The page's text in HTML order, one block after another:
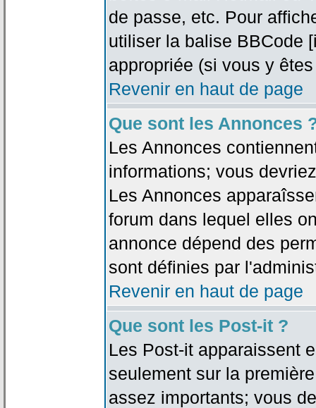
de passe, etc. Pour
utiliser la balise BBCode
appropriée (si vous y
Revenir en haut de page
Que sont les Annonces
Les Annonces
informations; vous
Les Annonces
forum dans lequel elles
annonce dépend des
sont définies par
Revenir en haut de page
Que sont les Post-it ?
Les Post-it apparaissent
seulement sur la
assez importants; vous